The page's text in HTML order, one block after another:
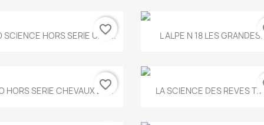
Aperçu rapide
SCIENCE HORS SERIE UNE...
favorite_border Aperçu rapide
L ALPE N 18 LES
Aperçu rapide
HORS SERIE CHEVAUX ET...
favorite_border Aperçu rapide
LA SCIENCE DES REVES